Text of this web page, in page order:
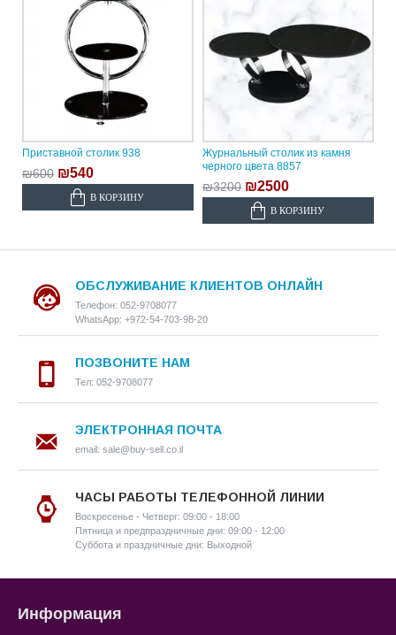
Приставной столик 938
₪600 ₪540
В КОРЗИНУ
Журнальный столик из камня
черного цвета 8857
₪3200 ₪2500
В КОРЗИНУ
ОБСЛУЖИВАНИЕ КЛИЕНТОВ ОНЛАЙН
Телефон: 052-9708077
WhatsApp: +972-54-703-98-20
ПОЗВОНИТЕ НАМ
Тел: 052-9708077
ЭЛЕКТРОННАЯ ПОЧТА
email: sale@buy-sell.co.il
ЧАСЫ РАБОТЫ ТЕЛЕФОННОЙ ЛИНИИ
Воскресенье - Четверг: 09:00 - 18:00
Пятница и предпраздничные дни: 09:00 - 12:00
Суббота и праздничные дни: Выходной
Информация